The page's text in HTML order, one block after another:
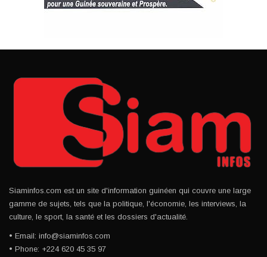
Siaminfos.com est un site d'information guinéen qui couvre une large
gamme de sujets, tels que la politique, l'économie, les interviews, la
culture, le sport, la santé et les dossiers d'actualité.
• Email: info@siaminfos.com
• Phone: +224 620 45 35 97